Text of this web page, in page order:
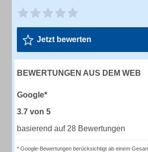
Jetzt bewerten
BEWERTUNGEN AUS DEM WEB
Google*
3.7 von 5
basierend auf 28 Bewertungen
* Google-Bewertungen berücksichtigt ab einem